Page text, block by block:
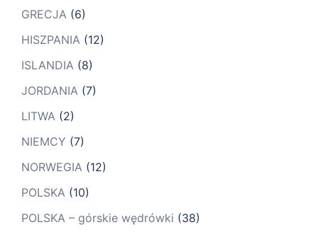
GRECJA (6)
HISZPANIA (12)
ISLANDIA (8)
JORDANIA (7)
LITWA (2)
NIEMCY (7)
NORWEGIA (12)
POLSKA (10)
POLSKA – górskie wędrówki (38)